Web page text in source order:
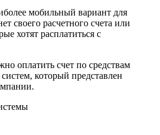
мобильный вариант для
своего расчетного счета или
хотят расплатиться с
оплатить счет по средствам
который представлен